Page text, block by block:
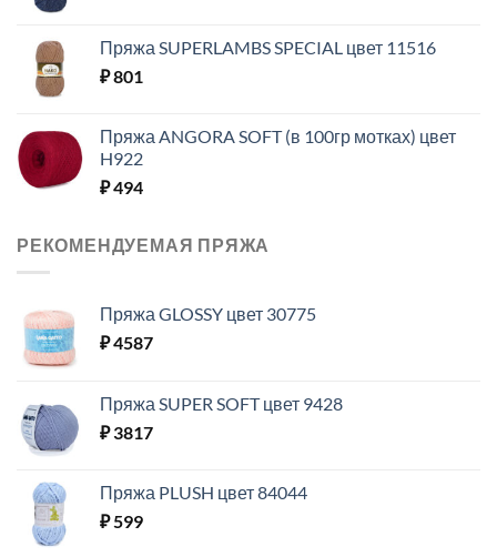
Пряжа SUPERLAMBS SPECIAL цвет 11516
₽801
Пряжа ANGORA SOFT (в 100гр мотках) цвет
H922
₽494
РЕКОМЕНДУЕМАЯ ПРЯЖА
Пряжа GLOSSY цвет 30775
₽4587
Пряжа SUPER SOFT цвет 9428
₽3817
Пряжа PLUSH цвет 84044
₽599